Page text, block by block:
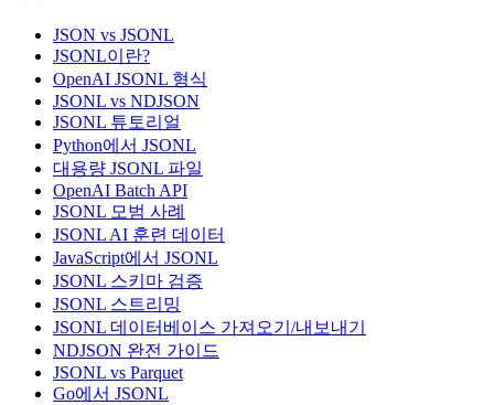
JSON vs JSONL
JSONL이란?
OpenAI JSONL 형식
JSONL vs NDJSON
JSONL 튜토리얼
Python에서 JSONL
대용량 JSONL 파일
OpenAI Batch API
JSONL 모범 사례
JSONL AI 훈련 데이터
JavaScript에서 JSONL
JSONL 스키마 검증
JSONL 스트리밍
JSONL 데이터베이스 가져오기/내보내기
NDJSON 완전 가이드
JSONL vs Parquet
Go에서 JSONL